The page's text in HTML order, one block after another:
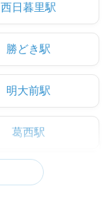
西日暮里駅
勝どき駅
明大前駅
葛西駅